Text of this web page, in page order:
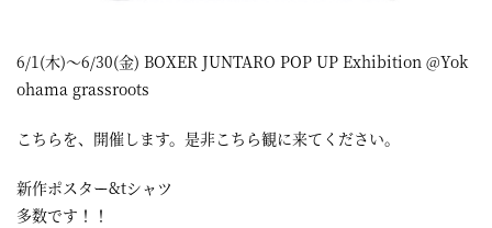
6/1(木)～6/30(金) BOXER JUNTARO POP UP Exhibition @Yok
ohama grassroots
こちらを、開催します。是非こちら観に来てください。
新作ポスター&tシャツ
多数です！！